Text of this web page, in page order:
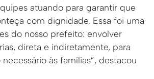
atuando para garantir que
com dignidade. Essa foi uma
do nosso prefeito: envolver
direta e indiretamente, para
às famílias”, destacou